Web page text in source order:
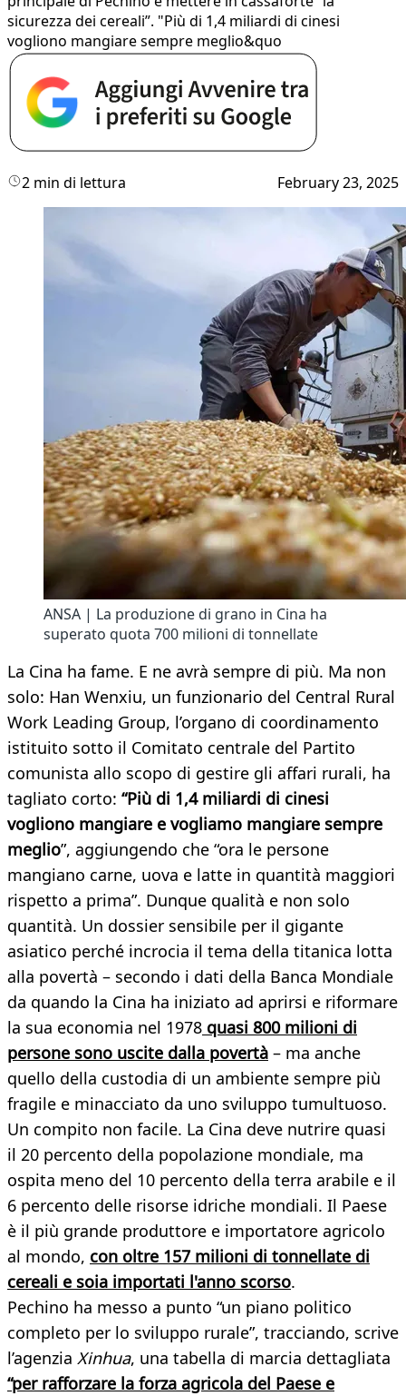
sicurezza dei cereali”. "Più di 1,4 miliardi di cinesi
vogliono mangiare sempre meglio&quo
2 min di lettura February 23, 2025
ANSA | La produzione di grano in Cina ha
superato quota 700 milioni di tonnellate
La Cina ha fame. E ne avrà sempre di più. Ma non
solo: Han Wenxiu, un funzionario del Central Rural
Work Leading Group, l’organo di coordinamento
istituito sotto il Comitato centrale del Partito
comunista allo scopo di gestire gli affari rurali, ha
tagliato corto: “Più di 1,4 miliardi di cinesi
vogliono mangiare e vogliamo mangiare sempre
meglio”, aggiungendo che “ora le persone
mangiano carne, uova e latte in quantità maggiori
rispetto a prima”. Dunque qualità e non solo
quantità. Un dossier sensibile per il gigante
asiatico perché incrocia il tema della titanica lotta
alla povertà – secondo i dati della Banca Mondiale
da quando la Cina ha iniziato ad aprirsi e riformare
la sua economia nel 1978 quasi 800 milioni di
persone sono uscite dalla povertà – ma anche
quello della custodia di un ambiente sempre più
fragile e minacciato da uno sviluppo tumultuoso.
Un compito non facile. La Cina deve nutrire quasi
il 20 percento della popolazione mondiale, ma
ospita meno del 10 percento della terra arabile e il
6 percento delle risorse idriche mondiali. Il Paese
è il più grande produttore e importatore agricolo
al mondo, con oltre 157 milioni di tonnellate di
cereali e soia importati l'anno scorso.
Pechino ha messo a punto “un piano politico
completo per lo sviluppo rurale”, tracciando, scrive
l’agenzia Xinhua, una tabella di marcia dettagliata
“per rafforzare la forza agricola del Paese e